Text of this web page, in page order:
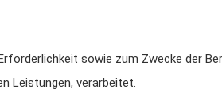
sowie zum Zwecke der
Leistungen, verarbeitet.